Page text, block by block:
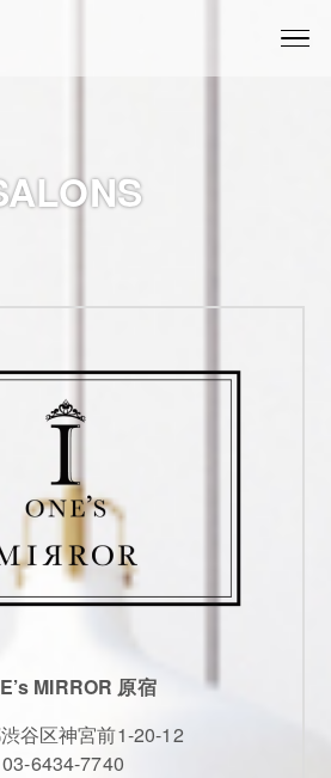
MIRROR 原宿
谷区神宮前1-20-12
03-6434-7740